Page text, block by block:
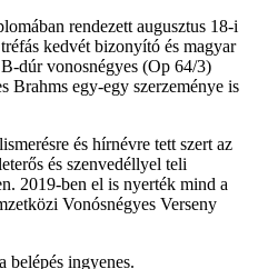
rendezett augusztus 18-i
kedvét bizonyító és magyar
dúr vonosnégyes (Op 64/3)
Brahms egy-egy szerzeménye is
és hírnévre tett szert az
és szenvedéllyel teli
2019-ben el is nyerték mind a
Vonósnégyes Verseny
belépés ingyenes.